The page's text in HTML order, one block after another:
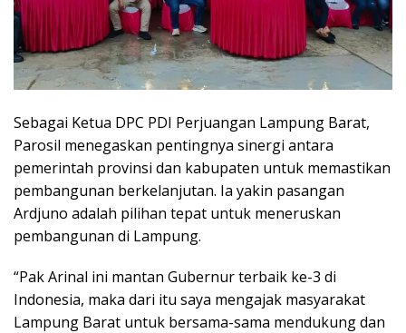
Sebagai Ketua DPC PDI Perjuangan Lampung Barat,
Parosil menegaskan pentingnya sinergi antara
pemerintah provinsi dan kabupaten untuk memastikan
pembangunan berkelanjutan. Ia yakin pasangan
Ardjuno adalah pilihan tepat untuk meneruskan
pembangunan di Lampung.
“Pak Arinal ini mantan Gubernur terbaik ke-3 di
Indonesia, maka dari itu saya mengajak masyarakat
Lampung Barat untuk bersama-sama mendukung dan